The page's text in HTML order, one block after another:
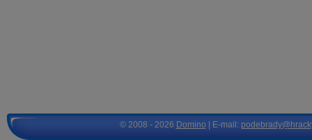
© 2008 - 2026 Domino | E-mail: